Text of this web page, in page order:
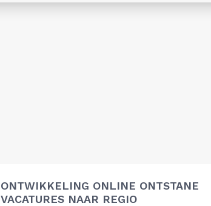
ONTWIKKELING ONLINE ONTSTANE
VACATURES NAAR REGIO